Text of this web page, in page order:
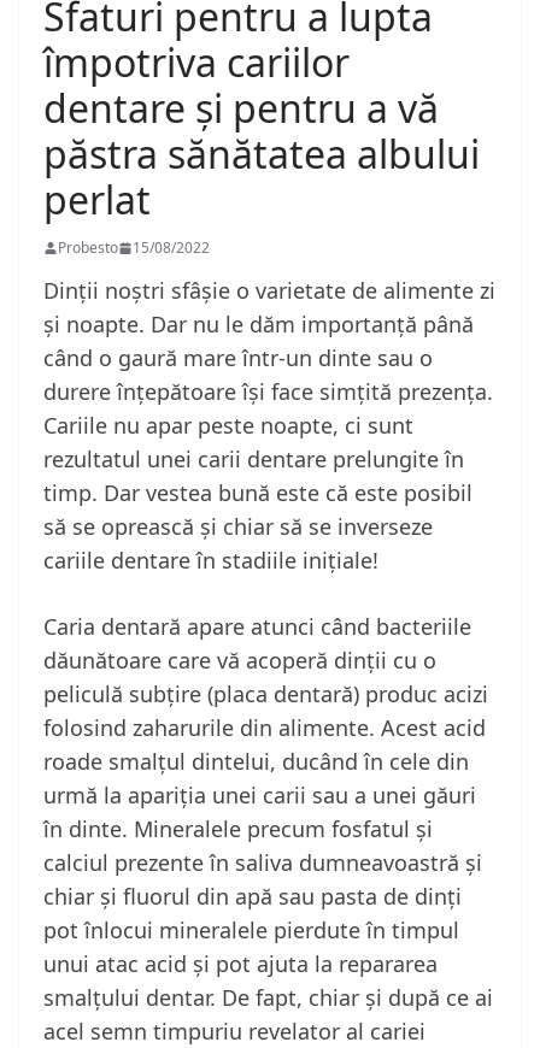
Sfaturi pentru a lupta
împotriva cariilor
dentare și pentru a vă
păstra sănătatea albului
perlat
Probesto 15/08/2022
Dinții noștri sfâșie o varietate de alimente zi
și noapte. Dar nu le dăm importanță până
când o gaură mare într-un dinte sau o
durere înțepătoare își face simțită prezența.
Cariile nu apar peste noapte, ci sunt
rezultatul unei carii dentare prelungite în
timp. Dar vestea bună este că este posibil
să se oprească și chiar să se inverseze
cariile dentare în stadiile inițiale!
Caria dentară apare atunci când bacteriile
dăunătoare care vă acoperă dinții cu o
peliculă subțire (placa dentară) produc acizi
folosind zaharurile din alimente. Acest acid
roade smalțul dintelui, ducând în cele din
urmă la apariția unei carii sau a unei găuri
în dinte. Mineralele precum fosfatul și
calciul prezente în saliva dumneavoastră și
chiar și fluorul din apă sau pasta de dinți
pot înlocui mineralele pierdute în timpul
unui atac acid și pot ajuta la repararea
smalțului dentar. De fapt, chiar și după ce ai
acel semn timpuriu revelator al cariei